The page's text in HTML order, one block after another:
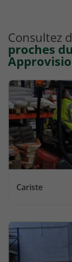
Consultez
proches
Cariste